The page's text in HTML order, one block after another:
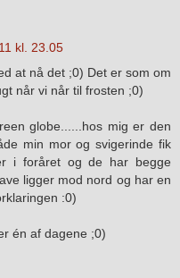
kl. 23.05
at nå det ;0) Det er som om
når vi når til frosten ;0)
globe......hos mig er den
min mor og svigerinde fik
i foråret og de har begge
ligger mod nord og har en
:0)
én af dagene ;0)